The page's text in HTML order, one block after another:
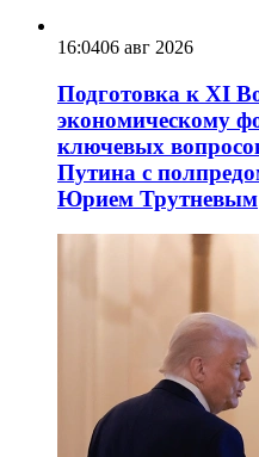
16:0406 авг 2026
Подготовка к XI
экономическому
ключевых
Путина с
Юрием Трутневым